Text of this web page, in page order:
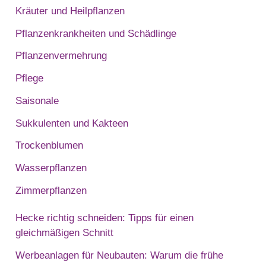
Kräuter und Heilpflanzen
Pflanzenkrankheiten und Schädlinge
Pflanzenvermehrung
Pflege
Saisonale
Sukkulenten und Kakteen
Trockenblumen
Wasserpflanzen
Zimmerpflanzen
Hecke richtig schneiden: Tipps für einen
gleichmäßigen Schnitt
Werbeanlagen für Neubauten: Warum die frühe